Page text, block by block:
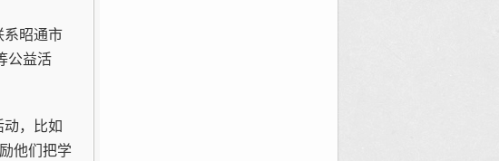
昭通市
公益活
，比如
他们把学